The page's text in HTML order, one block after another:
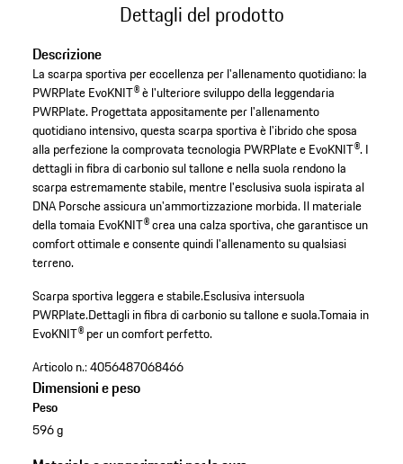
Dettagli del prodotto
Descrizione
La scarpa sportiva per eccellenza per l'allenamento quotidiano: la
PWRPlate EvoKNIT® è l'ulteriore sviluppo della leggendaria
PWRPlate. Progettata appositamente per l'allenamento
quotidiano intensivo, questa scarpa sportiva è l'ibrido che sposa
alla perfezione la comprovata tecnologia PWRPlate e EvoKNIT®. I
dettagli in fibra di carbonio sul tallone e nella suola rendono la
scarpa estremamente stabile, mentre l'esclusiva suola ispirata al
DNA Porsche assicura un'ammortizzazione morbida. Il materiale
della tomaia EvoKNIT® crea una calza sportiva, che garantisce un
comfort ottimale e consente quindi l'allenamento su qualsiasi
terreno.
Scarpa sportiva leggera e stabile.Esclusiva intersuola
PWRPlate.Dettagli in fibra di carbonio su tallone e suola.Tomaia in
EvoKNIT® per un comfort perfetto.
Articolo n.:4056487068466
Dimensioni e peso
Peso
596 g